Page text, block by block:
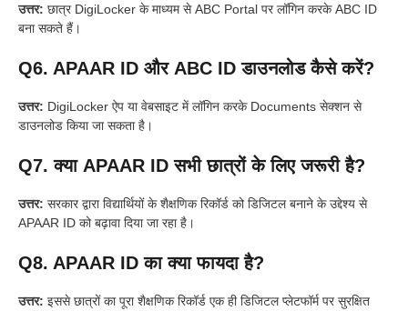
उत्तर: छात्र DigiLocker के माध्यम से ABC Portal पर लॉगिन करके ABC ID
बना सकते हैं।
Q6. APAAR ID और ABC ID डाउनलोड कैसे करें?
उत्तर: DigiLocker ऐप या वेबसाइट में लॉगिन करके Documents सेक्शन से
डाउनलोड किया जा सकता है।
Q7. क्या APAAR ID सभी छात्रों के लिए जरूरी है?
उत्तर: सरकार द्वारा विद्यार्थियों के शैक्षणिक रिकॉर्ड को डिजिटल बनाने के उद्देश्य से
APAAR ID को बढ़ावा दिया जा रहा है।
Q8. APAAR ID का क्या फायदा है?
उत्तर: इससे छात्रों का पूरा शैक्षणिक रिकॉर्ड एक ही डिजिटल प्लेटफॉर्म पर सुरक्षित